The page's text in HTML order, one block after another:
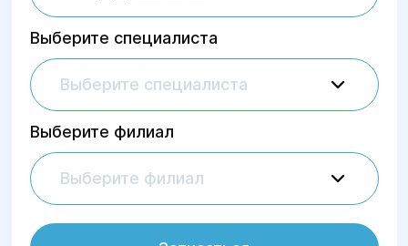
Выберите специалиста
Выберите специалиста
Выберите филиал
Выберите филиал